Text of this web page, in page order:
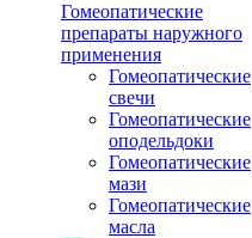
Гомеопатические
препараты наружного
применения
Гомеопатические
свечи
Гомеопатические
оподельдоки
Гомеопатические
мази
Гомеопатические
масла